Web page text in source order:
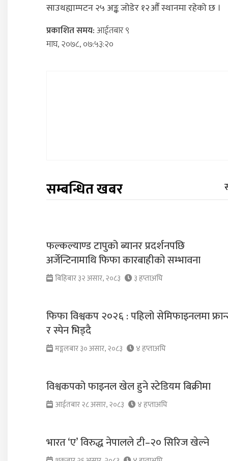
साउथह्याम्पटन २५ अङ्क जोडेर १२औँ स्थानमा रहेको छ ।
प्रकाशित समय:आईतबार ९
माघ, २०७८, ०७:५३:२०
सम्बन्धित खबर
फल्कल्याण्ड टापुको ब्यानर प्रदर्शनपछि
अर्जेन्टिनामाथि फिफा कारबाहीको सम्भावना
बिहिबार ३२ असार, २०८३ ३ हप्ताअघि
फिफा विश्वकप २०२६ : पहिलो सेमिफाइनलमा
र स्पेन भिड्दै
मङ्गलबार ३० असार, २०८३ ४ हप्ताअघि
विश्वकपको फाइनल खेल हुने स्टेडियम बिक्रीमा
आईतबार २८ असार, २०८३ ४ हप्ताअघि
भारत ‘ए’ विरुद्ध नेपालले टी–२० सिरिज खेल्ने